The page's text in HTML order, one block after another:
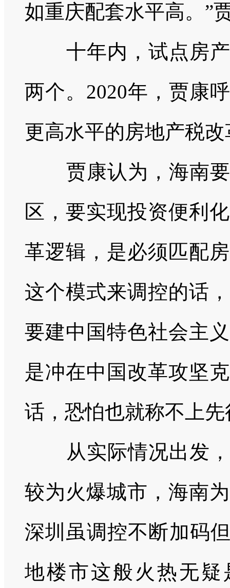
如重庆配套水平高。”
十年内，试点房
两个。 2020年，贾康
更高水平的房地产税改
贾康认为，海南
区，要实现投资便利
革逻辑，是必须匹配
这个模式来调控的话
要建中国特色社会主
是冲在中国改革攻坚
话，恐怕也就称不上
从实际情况出发
较为火爆城市，海南
深圳虽调控不断加码
地楼市这般火热无